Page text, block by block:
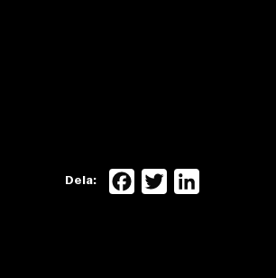
Dela: Facebook
Twitter